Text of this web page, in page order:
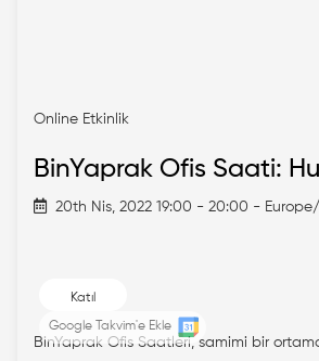
Online Etkinlik
BinYaprak Ofis Saati:
20th Nis, 2022 19:00 - 20:00 -
Katıl
Google Takvim'e Ekle
BinYaprak Ofis Saatleri, samimi bir